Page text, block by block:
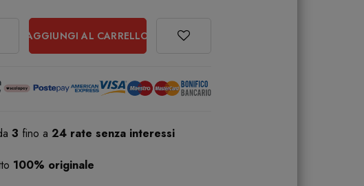
AGGIUNGI AL CARRELLO
3 fino a 24 rate senza interessi
100% originale